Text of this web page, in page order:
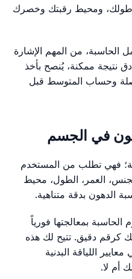
ومحيط رقبتك وخصرك
من المهم الإشارة
نتيجة ممكنة، يُنصح بأخذ
وحساب المتوسط قبل
في الجسم
فهي تطلب من المستخدم
العمر، الطول، محيط
الدهون بدقة متناهية.
بمعالجتها فورياً
كرقم دقيق. تتيح لك هذه
اللياقة البدنية
أم لا.